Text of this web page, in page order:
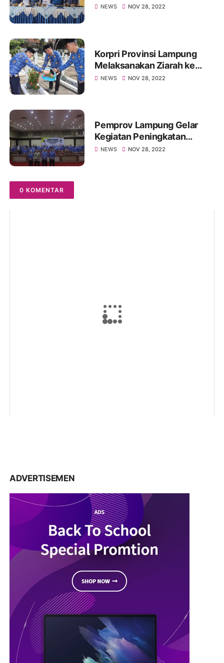
NEWS NOV 28, 2022
Korpri Provinsi Lampung
Melaksanakan Ziarah ke
Taman Makam Pahlawan
NEWS NOV 28, 2022
Pemprov Lampung Gelar
Kegiatan Peningkatan
Capacity Building
NEWS NOV 28, 2022
0 KOMENTAR
ADVERTISEMEN